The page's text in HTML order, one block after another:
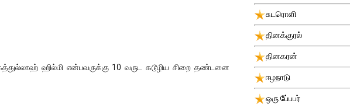
ஹில்மி என்பவருக்கு 10 வருட கடூழிய சிறை தண்டனை
சுடரொளி
தினக்குரல்
தினகரன்
ஈழநாடு
ஒரு பே்பபர்